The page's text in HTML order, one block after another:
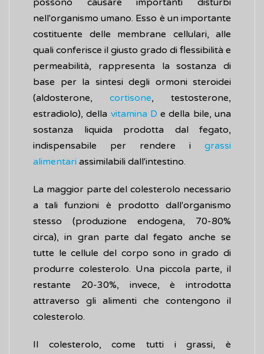
possono causare importanti disturbi
nell'organismo umano. Esso è un importante
costituente delle membrane cellulari, alle
quali conferisce il giusto grado di flessibilità e
permeabilità, rappresenta la sostanza di
base per la sintesi degli ormoni steroidei
(aldosterone, cortisone, testosterone,
estradiolo), della vitamina D e della bile, una
sostanza liquida prodotta dal fegato,
indispensabile per rendere i grassi
alimentari assimilabili dall'intestino.
La maggior parte del colesterolo necessario
a tali funzioni è prodotto dall'organismo
stesso (produzione endogena, 70-80%
circa), in gran parte dal fegato anche se
tutte le cellule del corpo sono in grado di
produrre colesterolo. Una piccola parte, il
restante 20-30%, invece, è introdotta
attraverso gli alimenti che contengono il
colesterolo.
Il colesterolo, come tutti i grassi, è